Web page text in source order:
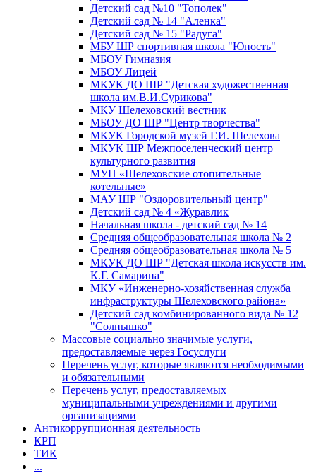
Детский сад №10 "Тополек"
Детский сад № 14 "Аленка"
Детский сад № 15 "Радуга"
МБУ ШР спортивная школа "Юность"
МБОУ Гимназия
МБОУ Лицей
МКУК ДО ШР "Детская художественная
школа им.В.И.Сурикова"
МКУ Шелеховский вестник
МБОУ ДО ШР "Центр творчества"
МКУК Городской музей Г.И. Шелехова
МКУК ШР Межпоселенческий центр
культурного развития
МУП «Шелеховские отопительные
котельные»
МАУ ШР "Оздоровительный центр"
Детский сад № 4 «Журавлик
Начальная школа - детский сад № 14
Средняя общеобразовательная школа № 2
Средняя общеобразовательная школа № 5
МКУК ДО ШР "Детская школа искусств им.
К.Г. Самарина"
МКУ «Инженерно-хозяйственная служба
инфраструктуры Шелеховского района»
Детский сад комбинированного вида № 12
"Солнышко"
Массовые социально значимые услуги,
предоставляемые через Госуслуги
Перечень услуг, которые являются необходимыми
и обязательными
Перечень услуг, предоставляемых
муниципальными учреждениями и другими
организациями
Антикоррупционная деятельность
КРП
ТИК
...